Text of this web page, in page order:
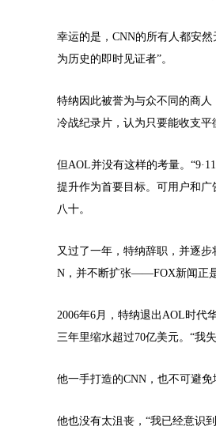
幸运的是，CNN的所有人都安
为历史的即时见证者”。
特纳因此被誉为与众不同的商
冷战纪录片，认为只要能收支平
但AOL并没有这样的考量。
提升作为首要目标。可用户和
八十。
又过了一年，特纳辞职，并逐
N，并不断扩张——FOX新闻正
2006年6月，特纳退出AOL时代
三年里缩水超过70亿美元。“我
他一手打造的CNN，也不可避免
他也没有太沮丧，“我已经意识